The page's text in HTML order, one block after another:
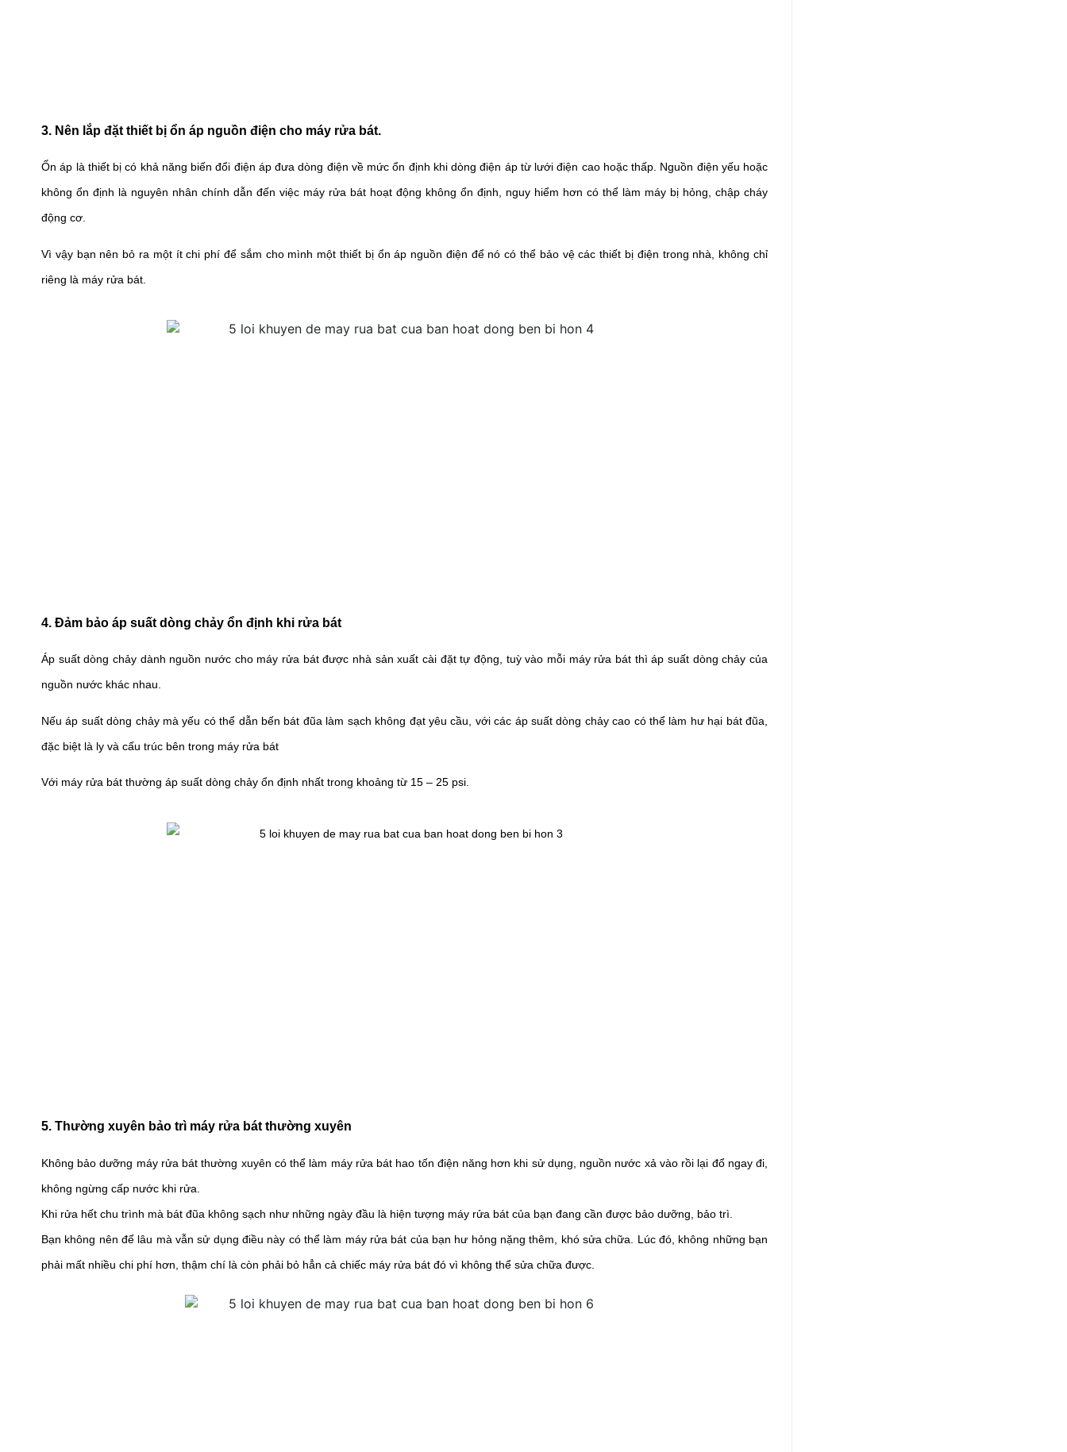
3. Nên lắp đặt thiết bị ổn áp nguồn điện cho máy rửa bát.
Ổn áp là thiết bị có khả năng biến đổi điện áp đưa dòng điện về mức ổn định khi dòng điện áp từ lưới điện cao hoặc thấp. Nguồn điện yếu hoặc
không ổn định là nguyên nhân chính dẫn đến việc máy rửa bát hoạt động không ổn định, nguy hiểm hơn có thể làm máy bị hỏng, chập cháy
động cơ.
Vì vậy bạn nên bỏ ra một ít chi phí để sắm cho mình một thiết bị ổn áp nguồn điện để nó có thể bảo vệ các thiết bị điện trong nhà, không chỉ
riêng là máy rửa bát.
4. Đảm bảo áp suất dòng chảy ổn định khi rửa bát
Áp suất dòng chảy dành nguồn nước cho máy rửa bát được nhà sản xuất cài đặt tự động, tuỳ vào mỗi máy rửa bát thì áp suất dòng chảy của
nguồn nước khác nhau.
Nếu áp suất dòng chảy mà yếu có thể dẫn bến bát đũa làm sạch không đạt yêu cầu, với các áp suất dòng chảy cao có thể làm hư hại bát đũa,
đặc biệt là ly và cấu trúc bên trong máy rửa bát
Với máy rửa bát thường áp suất dòng chảy ổn định nhất trong khoảng từ 15 – 25 psi.
5. Thường xuyên bảo trì máy rửa bát thường xuyên
Không bảo dưỡng máy rửa bát thường xuyên có thể làm máy rửa bát hao tốn điện năng hơn khi sử dụng, nguồn nước xả vào rồi lại đổ ngay đi,
không ngừng cấp nước khi rửa.
Khi rửa hết chu trình mà bát đũa không sạch như những ngày đầu là hiện tượng máy rửa bát của bạn đang cần được bảo dưỡng, bảo trì.
Bạn không nên để lâu mà vẫn sử dụng điều này có thể làm máy rửa bát của bạn hư hỏng nặng thêm, khó sửa chữa. Lúc đó, không những bạn
phải mất nhiều chi phí hơn, thậm chí là còn phải bỏ hẳn cả chiếc máy rửa bát đó vì không thể sửa chữa được.